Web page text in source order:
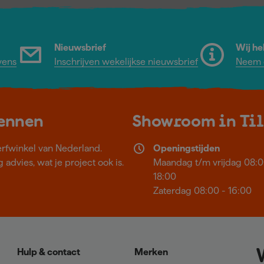
Nieuwsbrief
Inschrijven wekelijkse nieuwsbrief
Wij
van Nederland.
wat je project ook is.
Showroom in
Openingstijden
Maandag t/m vrijdag
18:00
Zaterdag 08:00 - 16:00
Hulp & contact Merken